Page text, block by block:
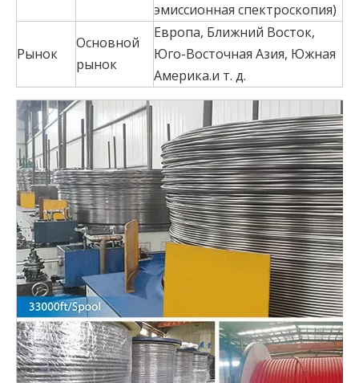
эмиссионная спектроскопия)
Рынок
Основной
рынок
Европа, Ближний Восток,
Юго-Восточная Азия, Южная
Америка.и т. д.